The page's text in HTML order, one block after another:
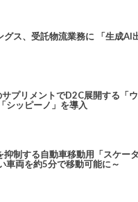
ス、受託物流業務に 「生成AI
プリメントでD2C展開する「
シッピーノ」を導入
抑制する自動車移動用「スケー
車両を約5分で移動可能に～